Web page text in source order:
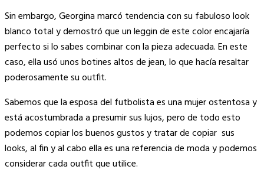
Sin embargo, Georgina marcó tendencia con su fabuloso look
blanco total y demostró que un leggin de este color encajaría
perfecto si lo sabes combinar con la pieza adecuada. En este
caso, ella usó unos botines altos de jean, lo que hacía resaltar
poderosamente su outfit.
Sabemos que la esposa del futbolista es una mujer ostentosa y
está acostumbrada a presumir sus lujos, pero de todo esto
podemos copiar los buenos gustos y tratar de copiar sus
looks, al fin y al cabo ella es una referencia de moda y podemos
considerar cada outfit que utilice.